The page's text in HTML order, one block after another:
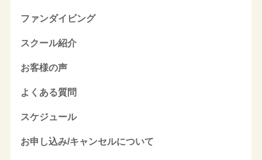
ファンダイビング
スクール紹介
お客様の声
よくある質問
スケジュール
お申し込み/キャンセルについて